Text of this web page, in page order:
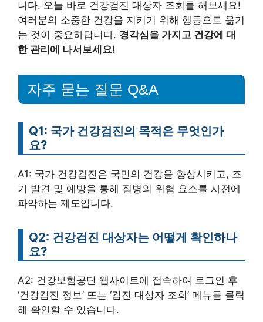
니다. 오늘 바로 건강검진 대상자 조회를 해보세요!
여러분의 소중한 건강을 지키기 위해 행동으로 옮기
는 것이 중요하답니다. 경각심을 가지고 건강에 대
한 관리에 나서보세요!
자주 묻는 질문 Q&A
Q1: 국가 건강검진의 목적은 무엇인가
요?
A1: 국가 건강검진은 국민의 건강을 향상시키고, 조
기 발견 및 예방을 통해 질병의 위험 요소를 사전에
파악하는 제도입니다.
Q2: 건강검진 대상자는 어떻게 확인하나
요?
A2: 건강보험공단 웹사이트에 접속하여 로그인 후
‘건강검진 정보’ 또는 ‘검진 대상자 조회’ 메뉴를 클릭
해 확인할 수 있습니다.